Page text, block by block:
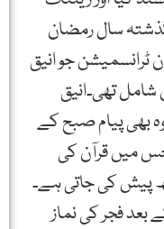
سال رمضان
ٹرانسمیشن جو انیق
شامل تھی۔انیق
بھی پیام صبح کے
جس میں قرآن کی
پیش کی جاتی ہے۔
فجر کی نماز